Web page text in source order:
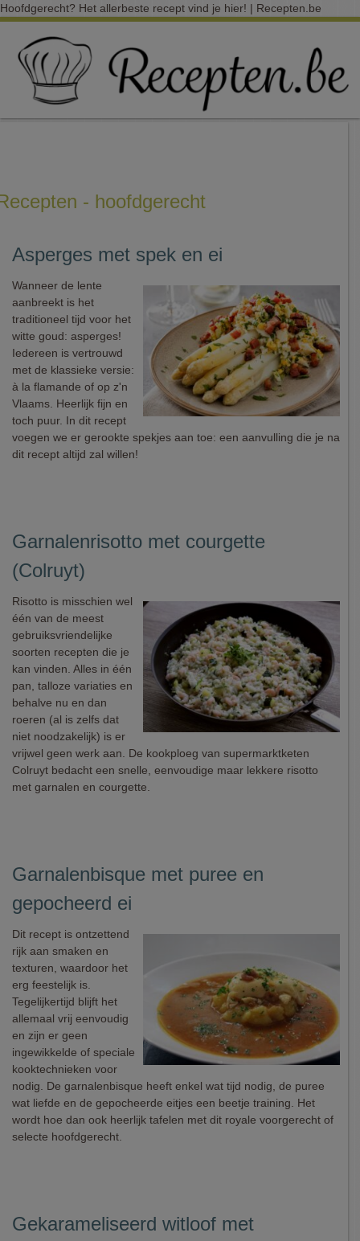
Hoofdgerecht? Het allerbeste recept vind je hier! | Recepten.be
- hoofdgerecht
Asperges met spek en ei
Wanneer de lente
aanbreekt is het
traditioneel tijd voor het
witte goud: asperges!
Iedereen is vertrouwd
met de klassieke versie:
à la flamande of op z'n
Vlaams. Heerlijk fijn en
toch puur. In dit recept
voegen we er gerookte spekjes aan toe: een aanvulling die je na
dit recept altijd zal willen!
Garnalenrisotto met courgette
(Colruyt)
Risotto is misschien wel
één van de meest
gebruiksvriendelijke
soorten recepten die je
kan vinden. Alles in één
pan, talloze variaties en
behalve nu en dan
roeren (al is zelfs dat
niet noodzakelijk) is er
vrijwel geen werk aan. De kookploeg van supermarktketen
Colruyt bedacht een snelle, eenvoudige maar lekkere risotto
met garnalen en courgette.
Garnalenbisque met puree en
gepocheerd ei
Dit recept is ontzettend
rijk aan smaken en
texturen, waardoor het
erg feestelijk is.
Tegelijkertijd blijft het
allemaal vrij eenvoudig
en zijn er geen
ingewikkelde of speciale
kooktechnieken voor
nodig. De garnalenbisque heeft enkel wat tijd nodig, de puree
wat liefde en de gepocheerde eitjes een beetje training. Het
wordt hoe dan ook heerlijk tafelen met dit royale voorgerecht of
selecte hoofdgerecht.
Gekarameliseerd witloof met